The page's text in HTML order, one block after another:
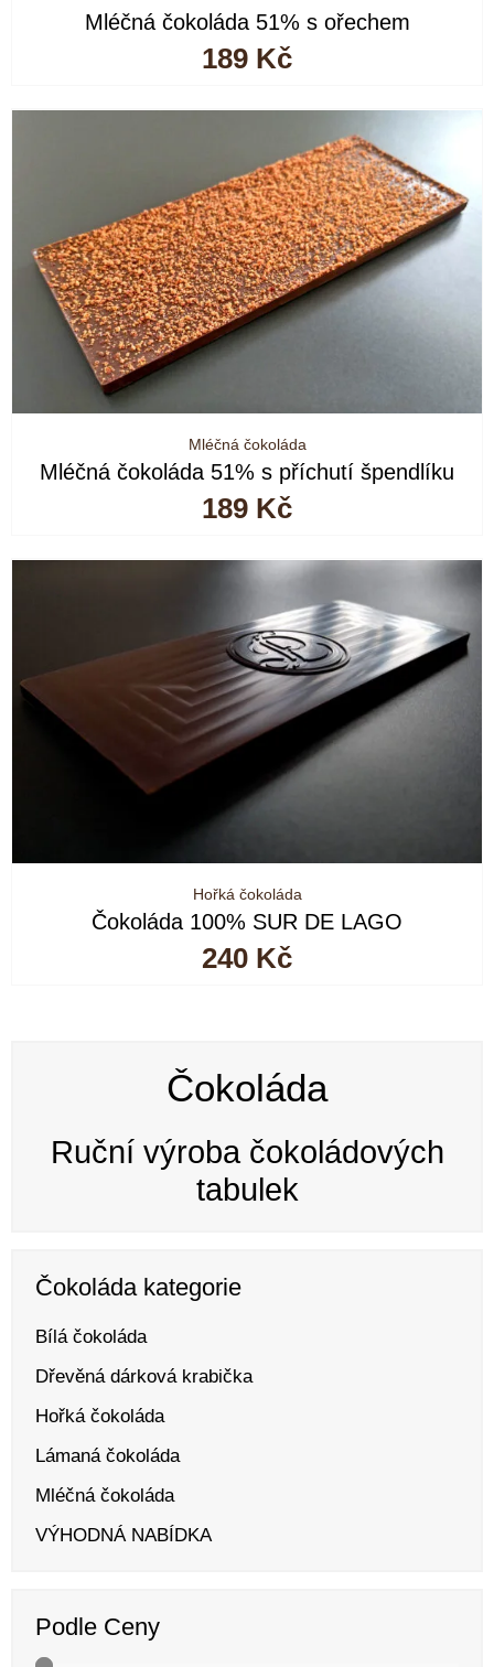
Čokoláda
Ruční výroba čokoládových
tabulek
Čokoláda kategorie
Bílá čokoláda
Dřevěná dárková krabička
Hořká čokoláda
Lámaná čokoláda
Mléčná čokoláda
VÝHODNÁ NABÍDKA
Podle Ceny
Mléčná čokoláda 51% s ořechem
189 Kč
Mléčná čokoláda
Mléčná čokoláda 51% s příchutí špendlíku
189 Kč
Hořká čokoláda
Čokoláda 100% SUR DE LAGO
240 Kč